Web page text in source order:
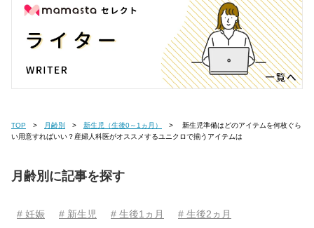
TOP 月齢別 新生児（生後0～1ヵ月）
い用意すればいい？産婦人科医がオススメするユニクロで揃うアイテムは
月齢別に記事を探す
# 妊娠 # 新生児 # 生後1ヵ月
# 生後2ヵ月